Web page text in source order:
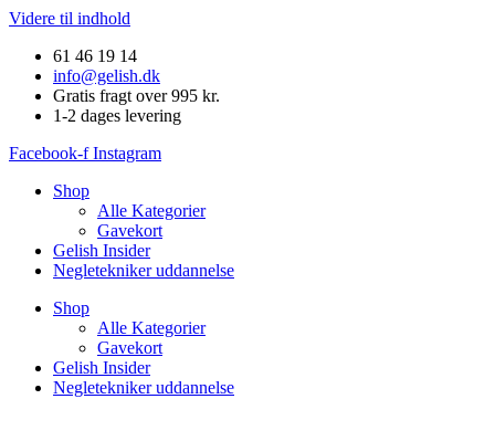
Videre til indhold
61 46 19 14
info@gelish.dk
Gratis fragt over 995 kr.
1-2 dages levering
Facebook-f Instagram
Shop
Alle Kategorier
Gavekort
Gelish Insider
Negletekniker uddannelse
Shop
Alle Kategorier
Gavekort
Gelish Insider
Negletekniker uddannelse